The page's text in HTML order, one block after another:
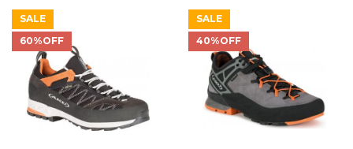
SALE
60%OFF
SALE
40%OFF